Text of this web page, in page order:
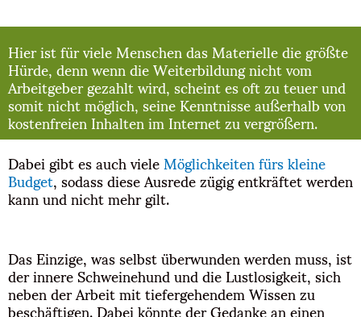
Hier ist für viele Menschen das Materielle die größte
Hürde, denn wenn die Weiterbildung nicht vom
Arbeitgeber gezahlt wird, scheint es oft zu teuer und
somit nicht möglich, seine Kenntnisse außerhalb von
kostenfreien Inhalten im Internet zu vergrößern.
Dabei gibt es auch vieleMöglichkeiten fürs kleine
Budget, sodass diese Ausrede zügig entkräftet werden
kann und nicht mehr gilt.
Das Einzige, was selbst überwunden werden muss, ist
der innere Schweinehund und die Lustlosigkeit, sich
neben der Arbeit mit tiefergehendem Wissen zu